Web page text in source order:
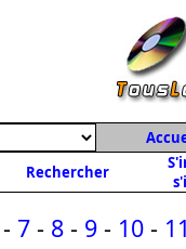
Rechercher
- 7 - 8 - 9 - 10 -